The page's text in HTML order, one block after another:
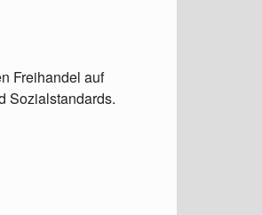
Freihandel auf
Sozialstandards.